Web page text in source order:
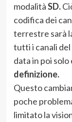
modalitàSD.
codifica dei
terrestre sarà
tutti i canali
data in poi
definizione.
Questo
poche
limitato la